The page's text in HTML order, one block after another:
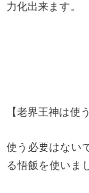
力化出来ます。
【老界王神は使
使う必要はない
る悟飯を使いま